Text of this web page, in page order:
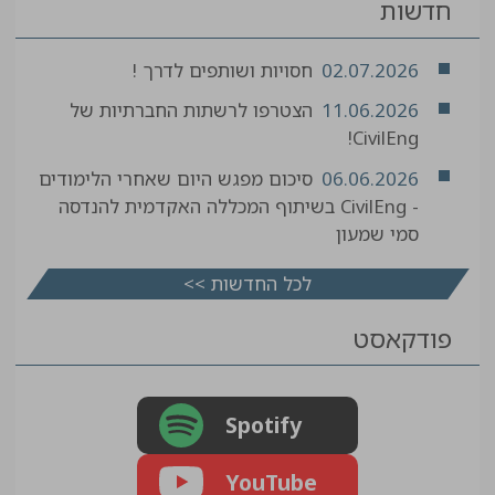
חדשות
02.07.2026 חסויות ושותפים לדרך !
11.06.2026 הצטרפו לרשתות החברתיות של
CivilEng!
06.06.2026 סיכום מפגש היום שאחרי הלימודים
- CivilEng בשיתוף המכללה האקדמית להנדסה
סמי שמעון
לכל החדשות >>
פודקאסט
Spotify
YouTube